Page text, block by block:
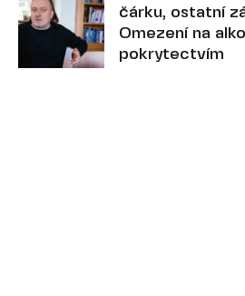
čárku, ostatní
Omezení na
pokrytectvím